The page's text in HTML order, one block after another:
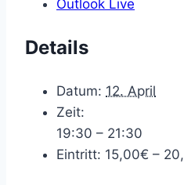
Outlook Live
Details
Datum: 12. April
Zeit:
19:30 – 21:30
Eintritt: 15,00€ –